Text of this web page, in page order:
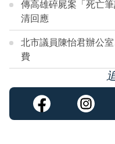
傳高雄碎屍案「死亡
清回應
北市議員陳怡君辦公
費